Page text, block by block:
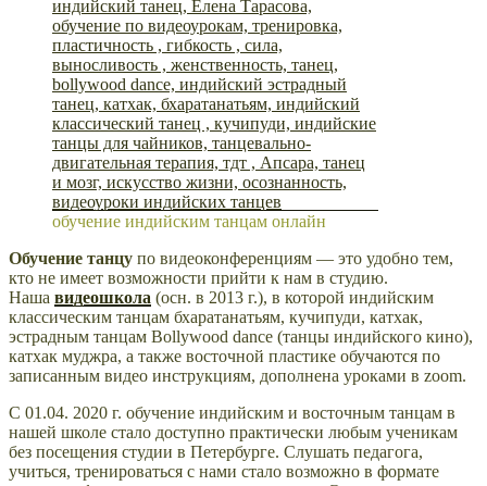
обучение индийским танцам онлайн
Обучение танцу по видеоконференциям — это удобно тем,
кто не имеет возможности прийти к нам в студию.
Наша видеошкола (осн. в 2013 г.), в которой индийским
классическим танцам бхаратанатьям, кучипуди, катхак,
эстрадным танцам Bollywood dance (танцы индийского кино),
катхак муджра, а также восточной пластике обучаются по
записанным видео инструкциям, дополнена уроками в zoom.
С 01.04. 2020 г. обучение индийским и восточным танцам в
нашей школе стало доступно практически любым ученикам
без посещения студии в Петербурге. Слушать педагога,
учиться, тренироваться с нами стало возможно в формате